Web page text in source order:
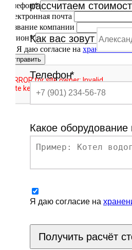
Телефон*
Электронная почта
Название компании
Регион*
Я даю согласие на хранение и
Отправить
рассчитаем
Как вас зовут
Телефон*
Какое оборудование
Я даю согласие на
Получить расчёт